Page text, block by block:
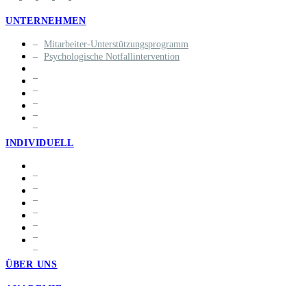
UNTERNEHMEN
Mitarbeiter-Unterstützungsprogramm
Psychologische Notfallintervention
INDIVIDUELL
ÜBER UNS